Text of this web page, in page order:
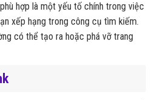
hợp là một yếu tố chính trong việc
xếp hạng trong công cụ tìm kiếm.
có thể tạo ra hoặc phá vỡ trang